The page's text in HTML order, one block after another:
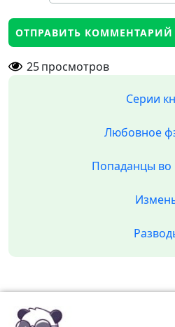
25просмотров
Серии
Любовное
Попаданцы во